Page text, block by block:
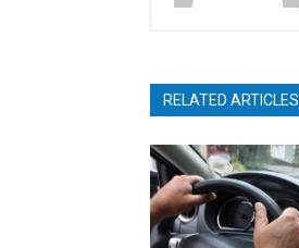
RELATED ARTICLES